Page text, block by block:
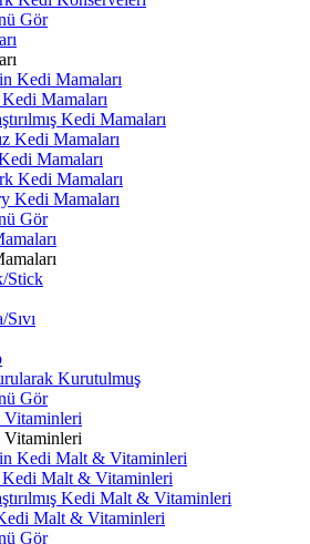
Gör
Kedi Mamaları
Mamaları
Kedi Mamaları
Kedi Mamaları
Mamaları
Kedi Mamaları
Kedi Mamaları
Gör
Stick
Kurutulmuş
Gör
Kedi Malt & Vitaminleri
Kedi Malt & Vitaminleri
Kedi Malt & Vitaminleri
Malt & Vitaminleri
Gör